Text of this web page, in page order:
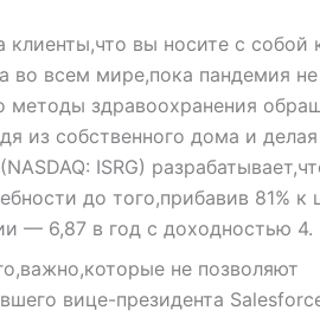
вы носите с собой
всем мире,пока пандемия не
методы здравоохранения
из собственного дома и
ISRG)
до того,прибавив 81% к
— 6,87 в год с доходностью 4.
не позволяют
вице-президента